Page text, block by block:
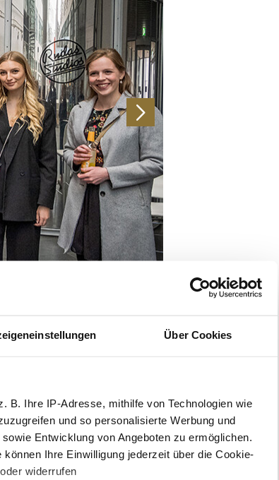
Über Cookies
B. Ihre IP-Adresse, mithilfe von Technologien wie
und so personalisierte Werbung und
Entwicklung von Angeboten zu ermöglichen.
Ihre Einwilligung jederzeit über die Cookie-
widerrufen